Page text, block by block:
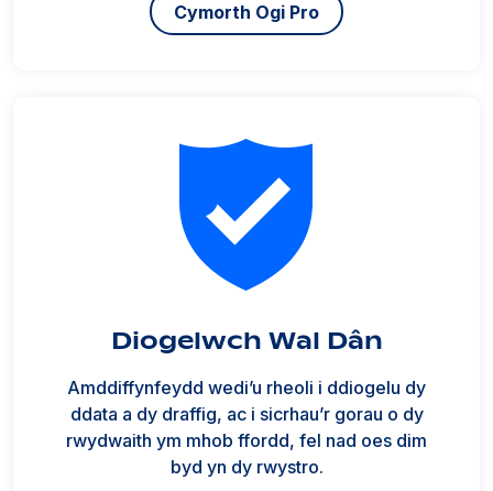
Cymorth Ogi Pro
Diogelwch Wal Dân
Amddiffynfeydd wedi’u rheoli i ddiogelu dy
ddata a dy draffig, ac i sicrhau’r gorau o dy
rwydwaith ym mhob ffordd, fel nad oes dim
byd yn dy rwystro.